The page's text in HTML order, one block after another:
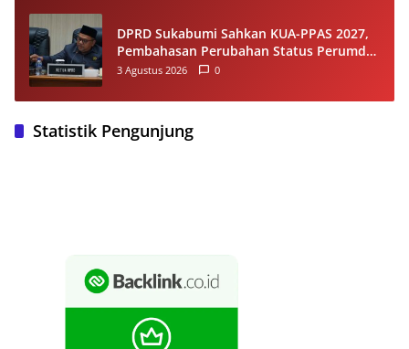
DPRD Sukabumi Sahkan KUA-PPAS 2027,
Pembahasan Perubahan Status Perumda
Tirta Jaya Berlanjut
3 Agustus 2026 0
Statistik Pengunjung